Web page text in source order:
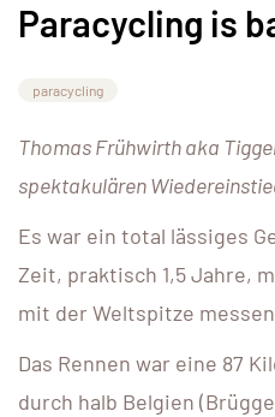
Paracycling is
paracycling
Thomas Frühwirth aka
spektakulären
Es war ein total lässiges
Zeit, praktisch 1,5 Jahre,
mit der Weltspitze
Das Rennen war eine 87
durch halb Belgien